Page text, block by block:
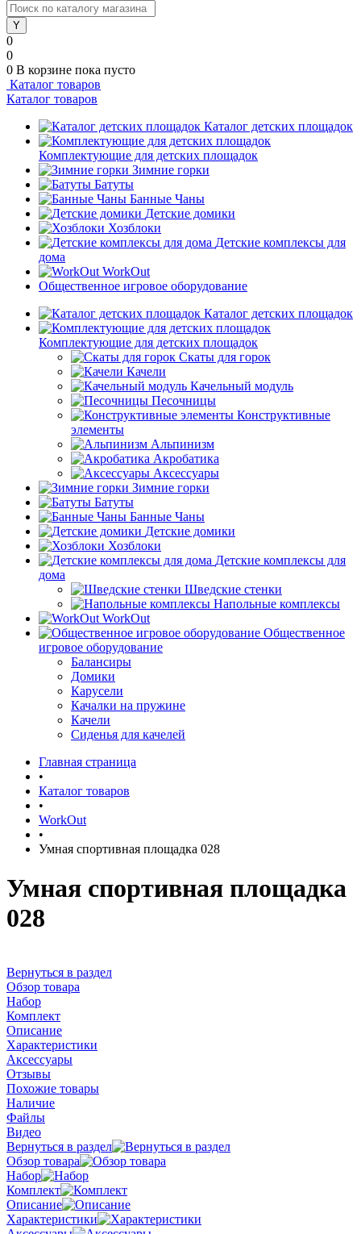
0
0
0 В корзине пока пусто
Каталог товаров
Каталог товаров
Каталог детских площадок
Комплектующие для детских площадок
Зимние горки
Батуты
Банные Чаны
Детские домики
Хозблоки
Детские комплексы для
дома
WorkOut
Общественное игровое оборудование
Каталог детских площадок
Комплектующие для детских площадок
Скаты для горок
Качели
Качельный модуль
Песочницы
Конструктивные
элементы
Альпинизм
Акробатика
Аксессуары
Зимние горки
Батуты
Банные Чаны
Детские домики
Хозблоки
Детские комплексы для
дома
Шведские стенки
Напольные комплексы
WorkOut
Общественное
игровое оборудование
Балансиры
Домики
Карусели
Качалки на пружине
Качели
Сиденья для качелей
Главная страница
•
Каталог товаров
•
WorkOut
•
Умная спортивная площадка 028
Умная спортивная площадка
028
Вернуться в раздел
Обзор товара
Набор
Комплект
Описание
Характеристики
Аксессуары
Отзывы
Похожие товары
Наличие
Файлы
Видео
Вернуться в раздел
Обзор товара
Набор
Комплект
Описание
Характеристики